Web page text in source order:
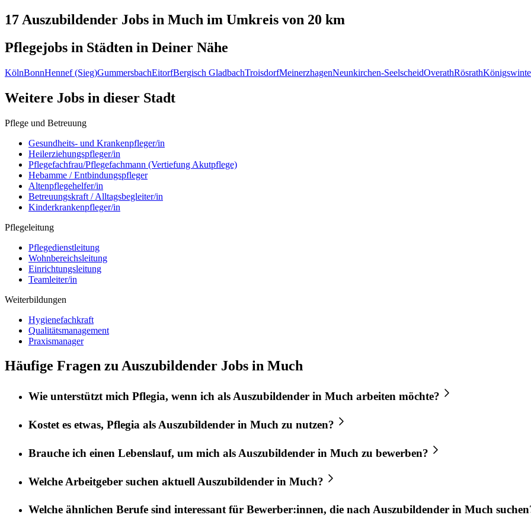
17 Auszubildender Jobs in Much im Umkreis von 20 km
Pflegejobs in Städten in Deiner Nähe
KölnBonnHennef (Sieg)GummersbachEitorfBergisch GladbachTroisdorfMeinerzhagenNeunkirchen-SeelscheidOverathRösrath
Weitere Jobs in dieser Stadt
Pflege und Betreuung
Gesundheits- und Krankenpfleger/in
Heilerziehungspfleger/in
Pflegefachfrau/Pflegefachmann (Vertiefung Akutpflege)
Hebamme / Entbindungspfleger
Altenpflegehelfer/in
Betreuungskraft / Alltagsbegleiter/in
Kinderkrankenpfleger/in
Pflegeleitung
Pflegedienstleitung
Wohnbereichsleitung
Einrichtungsleitung
Teamleiter/in
Weiterbildungen
Hygienefachkraft
Qualitätsmanagement
Praxismanager
Häufige Fragen zu Auszubildender Jobs in Much
Wie unterstützt mich Pflegia, wenn ich alsAuszubildender in Much arbeiten möchte?
Kostet es etwas, Pflegia als Auszubildender in Much zu nutzen?
Brauche ich einen Lebenslauf, um mich als Auszubildender in Much zu bewerben?
Welche Arbeitgeber suchen aktuell Auszubildender in Much?
Welche ähnlichen Berufe sind interessant für Bewerber:innen, die nachAuszubildender in Much